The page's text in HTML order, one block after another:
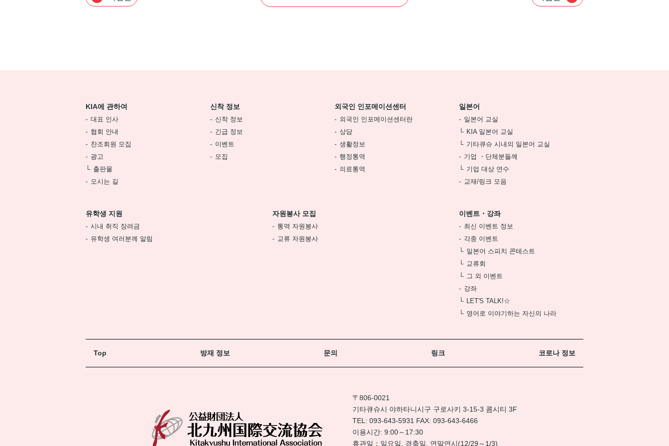
KIA에 관하여
대표 인사
협회 안내
찬조회원 모집
광고
출판물
오시는 길
신착 정보
신착 정보
긴급 정보
이벤트
모집
외국인 인포메이션센터
외국인 인포메이션센터란
상담
생활정보
행정통역
의료통역
일본어
일본어 교실
KIA 일본어 교실
기타큐슈 시내의 일본어 교실
기업 ・단체분들께
기업 대상 연수
교재/링크 모음
유학생 지원
시내 취직 장려금
유학생 여러분께 알림
자원봉사 모집
통역 자원봉사
교류 자원봉사
이벤트・강좌
최신 이벤트 정보
각종 이벤트
일본어 스피치 콘테스트
교류회
그 외 이벤트
강좌
LET'S TALK!☆
영어로 이야기하는 자신의 나라
Top 방재 정보 문의 링크 코로나 정보
〒806-0021
기타큐슈시 야하타니시구 구로사키 3-15-3 콤시티 3F
TEL: 093-643-5931 FAX: 093-643-6466
이용시간: 9:00～17:30
휴관일：일요일, 경축일, 연말연시(12/29～1/3)